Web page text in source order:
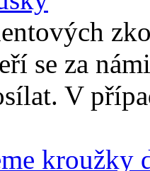
se za
V
kroužky